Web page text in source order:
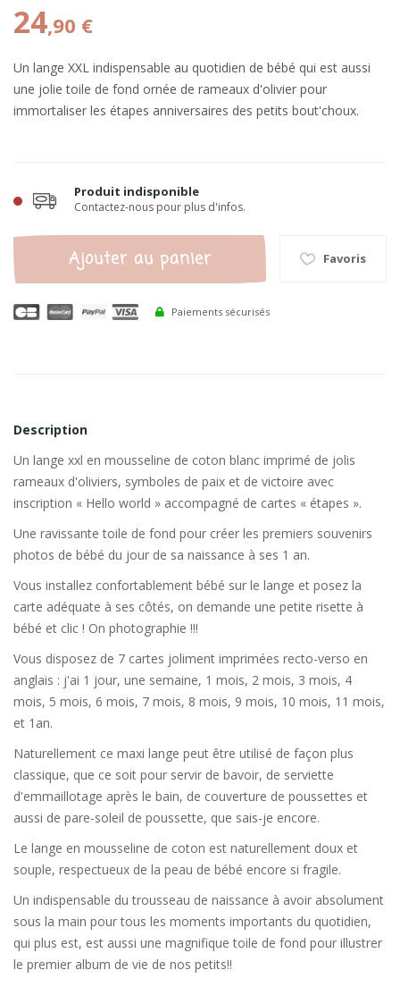
24,90 €
Un lange XXL indispensable au quotidien de bébé qui est aussi
une jolie toile de fond ornée de rameaux d'olivier pour
immortaliser les étapes anniversaires des petits bout'choux.
Produit indisponible
Contactez-nous pour plus d'infos.
Ajouter au panier Favoris
Paiements sécurisés
Description
Un lange xxl en mousseline de coton blanc imprimé de jolis
rameaux d'oliviers, symboles de paix et de victoire avec
inscription « Hello world » accompagné de cartes « étapes ».
Une ravissante toile de fond pour créer les premiers souvenirs
photos de bébé du jour de sa naissance à ses 1 an.
Vous installez confortablement bébé sur le lange et posez la
carte adéquate à ses côtés, on demande une petite risette à
bébé et clic ! On photographie !!!
Vous disposez de 7 cartes joliment imprimées recto-verso en
anglais : j'ai 1 jour, une semaine, 1 mois, 2 mois, 3 mois, 4
mois, 5 mois, 6 mois, 7 mois, 8 mois, 9 mois, 10 mois, 11 mois,
et 1an.
Naturellement ce maxi lange peut être utilisé de façon plus
classique, que ce soit pour servir de bavoir, de serviette
d'emmaillotage après le bain, de couverture de poussettes et
aussi de pare-soleil de poussette, que sais-je encore.
Le lange en mousseline de coton est naturellement doux et
souple, respectueux de la peau de bébé encore si fragile.
Un indispensable du trousseau de naissance à avoir absolument
sous la main pour tous les moments importants du quotidien,
qui plus est, est aussi une magnifique toile de fond pour illustrer
le premier album de vie de nos petits!!